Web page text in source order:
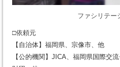
ファシリテー
□依頼元
【自治体】福岡県、宗像市、他
【公的機関】JICA、福岡県国際交